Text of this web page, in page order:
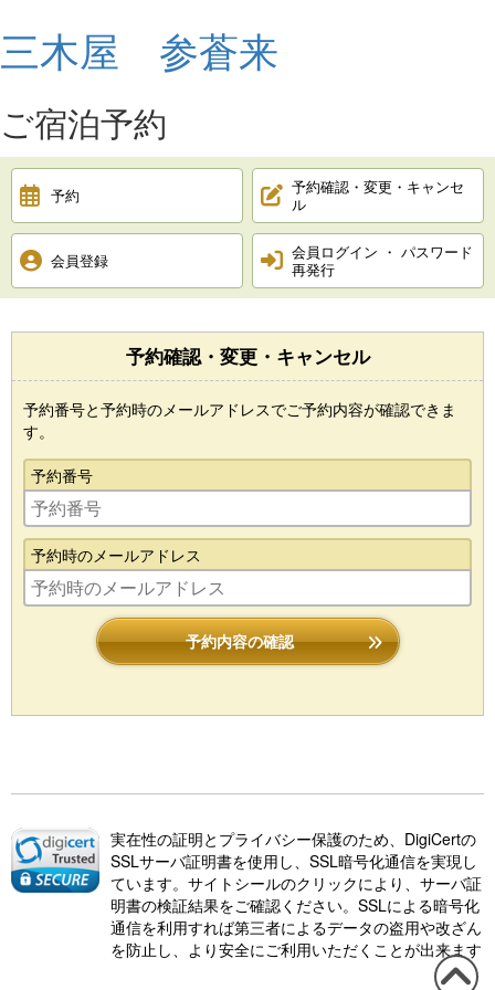
三木屋 参蒼来
ご宿泊予約
予約
予約確認・変更・キャンセ
ル
会員登録
会員ログイン ・ パスワード
再発行
予約確認・変更・キャンセル
予約番号と予約時のメールアドレスでご予約内容が確認できま
す。
予約番号
予約時のメールアドレス
予約内容の確認
実在性の証明とプライバシー保護のため、DigiCertの
SSLサーバ証明書を使用し、SSL暗号化通信を実現し
ています。サイトシールのクリックにより、サーバ証
明書の検証結果をご確認ください。SSLによる暗号化
通信を利用すれば第三者によるデータの盗用や改ざん
を防止し、より安全にご利用いただくことが出来ます